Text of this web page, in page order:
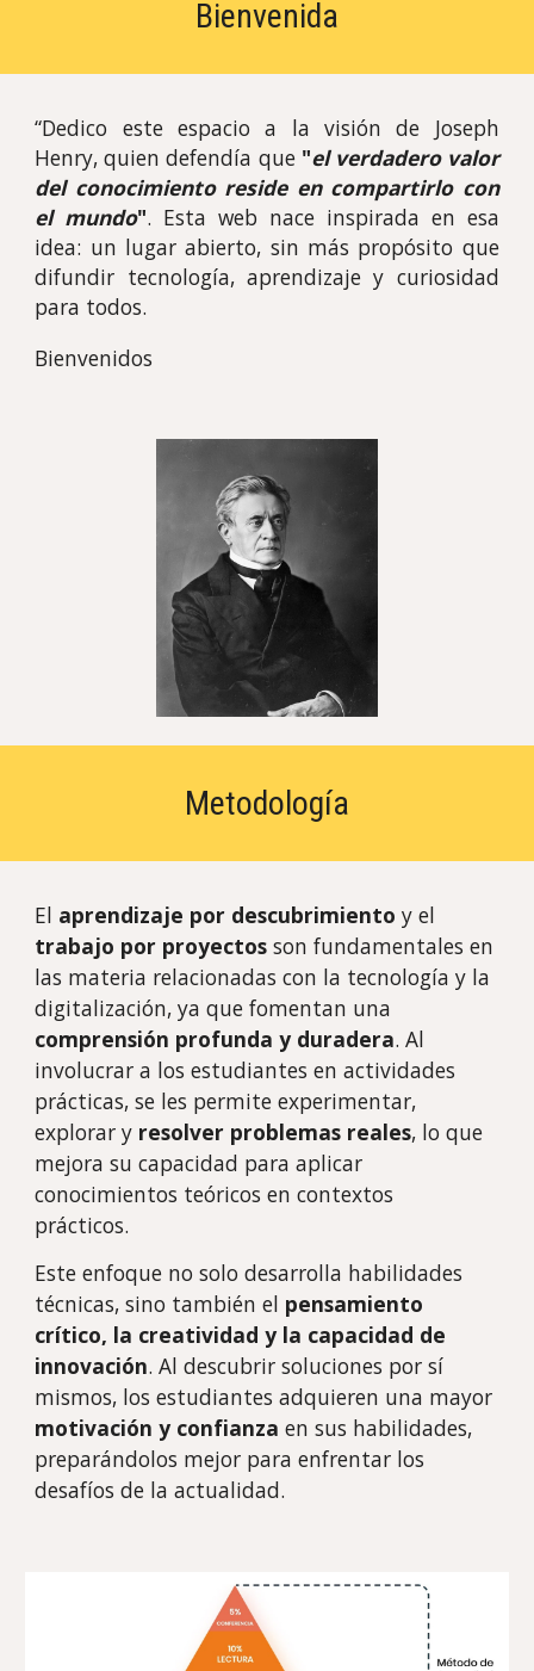
Bienvenida
“Dedico este espacio a la visión de Joseph
Henry, quien defendía que "el verdadero valor
del conocimiento reside en compartirlo con
el mundo". Esta web nace inspirada en esa
idea: un lugar abierto, sin más propósito que
difundir tecnología, aprendizaje y curiosidad
para todos.
Bienvenidos
Metodología
El aprendizaje por descubrimiento y el
trabajo por proyectos son fundamentales en
las materia relacionadas con la tecnología y la
digitalización, ya que fomentan una
comprensión profunda y duradera. Al
involucrar a los estudiantes en actividades
prácticas, se les permite experimentar,
explorar y resolver problemas reales, lo que
mejora su capacidad para aplicar
conocimientos teóricos en contextos
prácticos.
Este enfoque no solo desarrolla habilidades
técnicas, sino también el pensamiento
crítico, la creatividad y la capacidad de
innovación. Al descubrir soluciones por sí
mismos, los estudiantes adquieren una mayor
motivación y confianza en sus habilidades,
preparándolos mejor para enfrentar los
desafíos de la actualidad.